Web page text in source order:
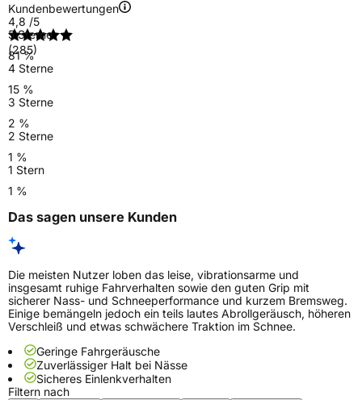
Kundenbewertungen
4,8 /5
(285)
5 Sterne
81 %
4 Sterne
15 %
3 Sterne
2 %
2 Sterne
1 %
1 Stern
1 %
Das sagen unsere Kunden
Die meisten Nutzer loben das leise, vibrationsarme und
insgesamt ruhige Fahrverhalten sowie den guten Grip mit
sicherer Nass- und Schneeperformance und kurzem Bremsweg.
Einige bemängeln jedoch ein teils lautes Abrollgeräusch, höheren
Verschleiß und etwas schwächere Traktion im Schnee.
Geringe Fahrgeräusche
Zuverlässiger Halt bei Nässe
Sicheres Einlenkverhalten
Filtern nach